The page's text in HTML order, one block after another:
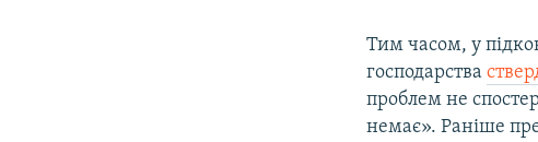
Тим часом, у
господарства
проблем не
немає». Раніше